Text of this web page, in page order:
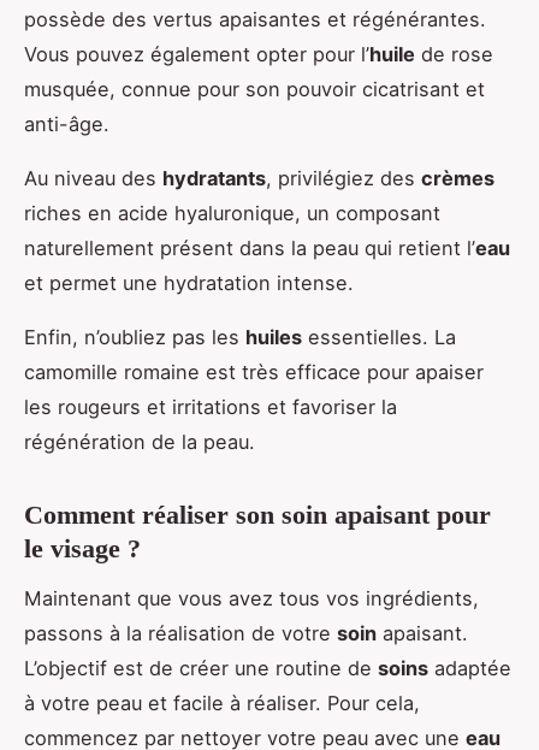
possède des vertus apaisantes et régénérantes.
Vous pouvez également opter pour l’huile de rose
musquée, connue pour son pouvoir cicatrisant et
anti-âge.
Au niveau des hydratants, privilégiez des crèmes
riches en acide hyaluronique, un composant
naturellement présent dans la peau qui retient l’eau
et permet une hydratation intense.
Enfin, n’oubliez pas les huiles essentielles. La
camomille romaine est très efficace pour apaiser
les rougeurs et irritations et favoriser la
régénération de la peau.
Comment réaliser son soin apaisant pour
le visage ?
Maintenant que vous avez tous vos ingrédients,
passons à la réalisation de votre soin apaisant.
L’objectif est de créer une routine de soins adaptée
à votre peau et facile à réaliser. Pour cela,
commencez par nettoyer votre peau avec une eau